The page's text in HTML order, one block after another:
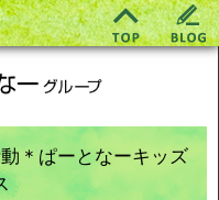
＊ぱーとなーキッズ